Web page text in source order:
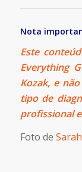
Nota
Este
Everything
Kozak, e
tipo de
profissional
Foto de